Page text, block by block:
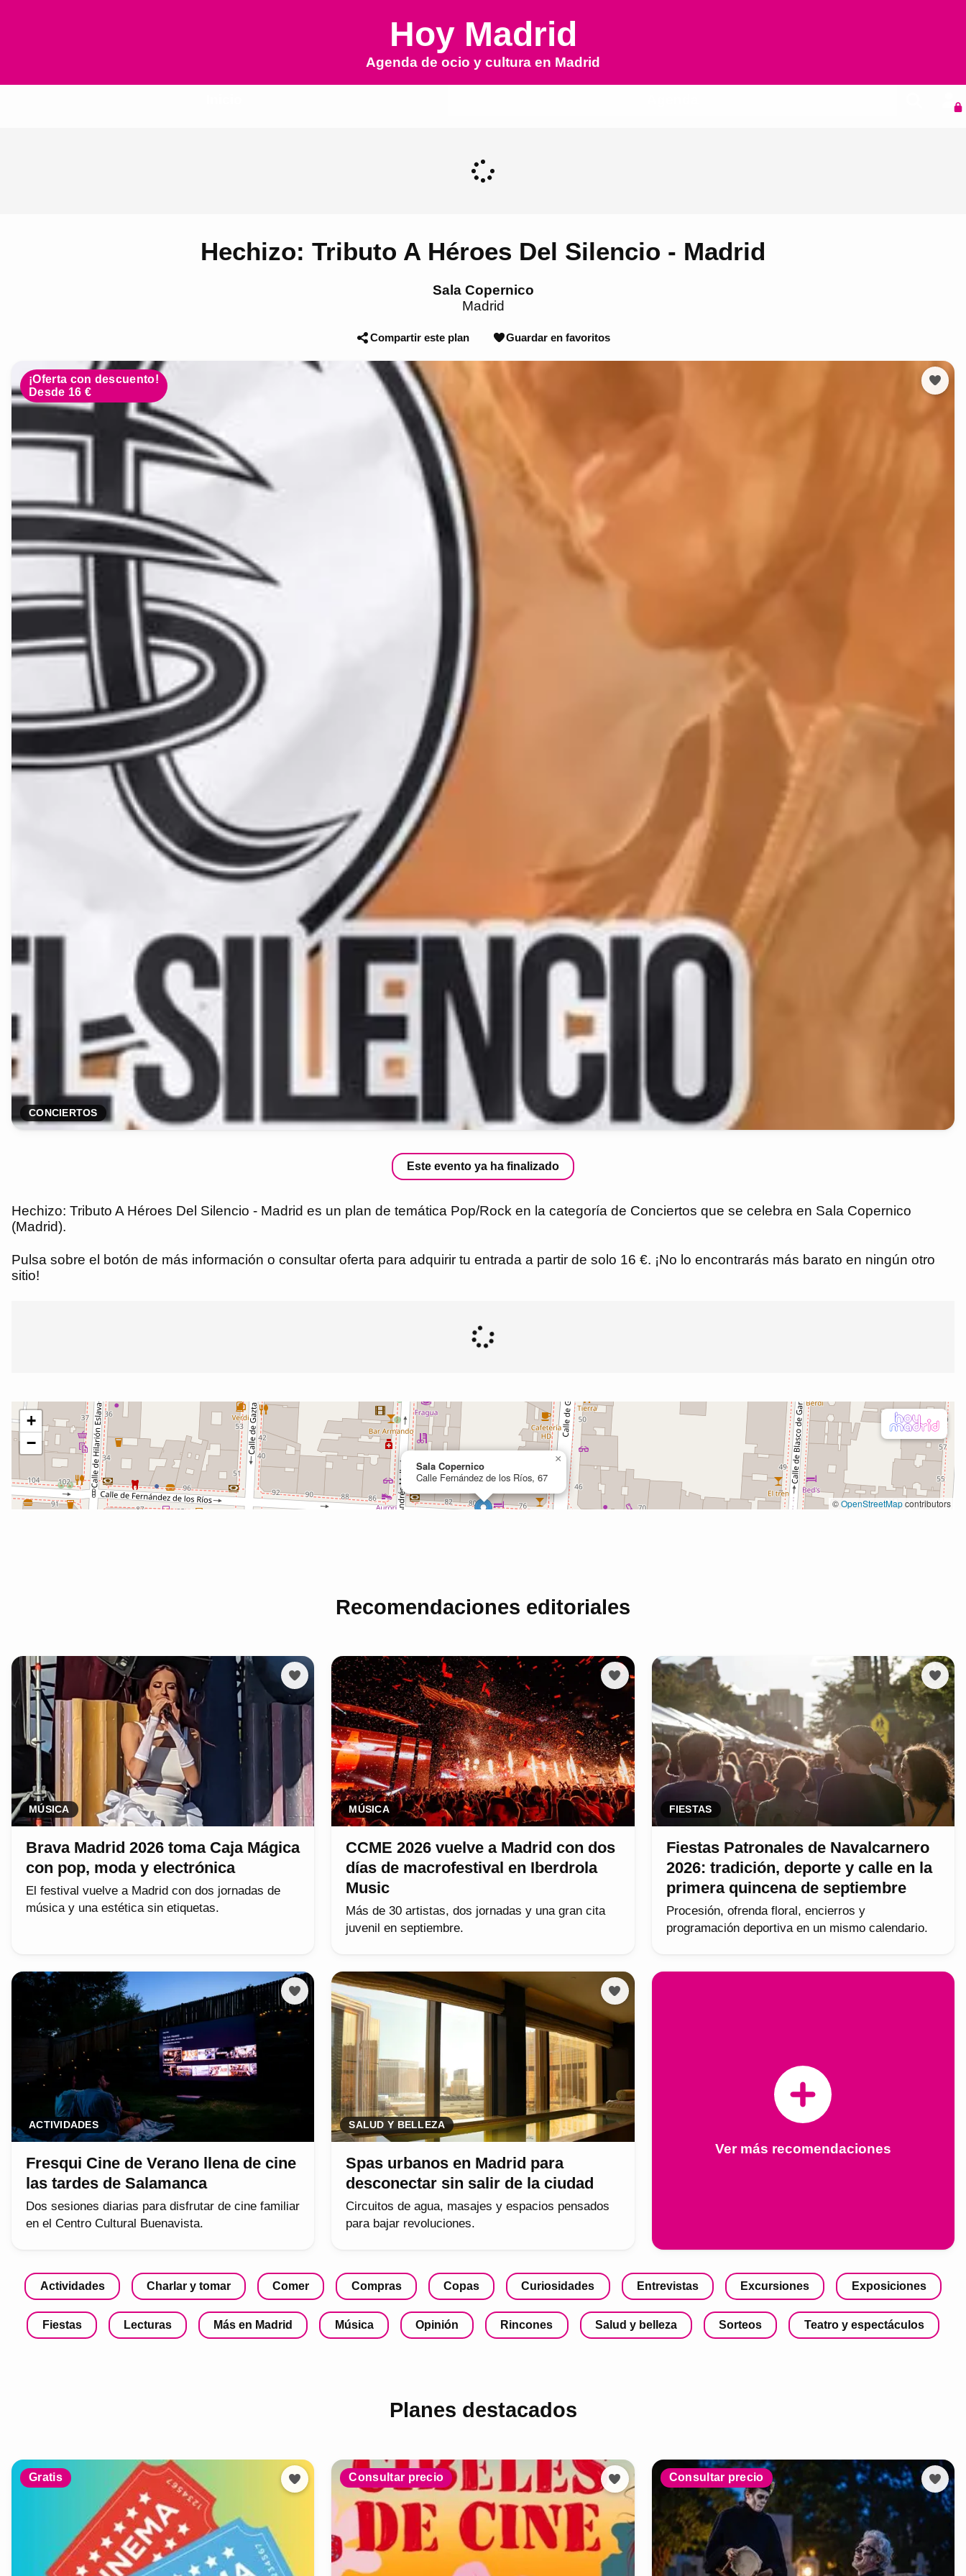
Hoy Madrid
Agenda de ocio y cultura en Madrid
Hechizo: Tributo A Héroes Del Silencio - Madrid
Sala Copernico
Madrid
Compartir este plan Guardar en favoritos
¡Oferta con descuento!
Desde 16 €
CONCIERTOS
Este evento ya ha finalizado
Hechizo: Tributo A Héroes Del Silencio - Madrid es un plan de temática Pop/Rock en la categoría de Conciertos que se celebra en Sala Copernico
(Madrid).
Pulsa sobre el botón de más información o consultar oferta para adquirir tu entrada a partir de solo 16 €. ¡No lo encontrarás más barato en ningún otro
sitio!
Recomendaciones editoriales
MÚSICA
Brava Madrid 2026 toma Caja Mágica
con pop, moda y electrónica
El festival vuelve a Madrid con dos jornadas de
música y una estética sin etiquetas.
MÚSICA
CCME 2026 vuelve a Madrid con dos
días de macrofestival en Iberdrola
Music
Más de 30 artistas, dos jornadas y una gran cita
juvenil en septiembre.
FIESTAS
Fiestas Patronales de Navalcarnero
2026: tradición, deporte y calle en la
primera quincena de septiembre
Procesión, ofrenda floral, encierros y
programación deportiva en un mismo calendario.
ACTIVIDADES
Fresqui Cine de Verano llena de cine
las tardes de Salamanca
Dos sesiones diarias para disfrutar de cine familiar
en el Centro Cultural Buenavista.
SALUD Y BELLEZA
Spas urbanos en Madrid para
desconectar sin salir de la ciudad
Circuitos de agua, masajes y espacios pensados
para bajar revoluciones.
Ver más recomendaciones
Actividades Charlar y tomar Comer Compras Copas Curiosidades Entrevistas Excursiones Exposiciones
Fiestas Lecturas Más en Madrid Música Opinión Rincones Salud y belleza Sorteos Teatro y espectáculos
Planes destacados
Gratis Consultar precio Consultar precio